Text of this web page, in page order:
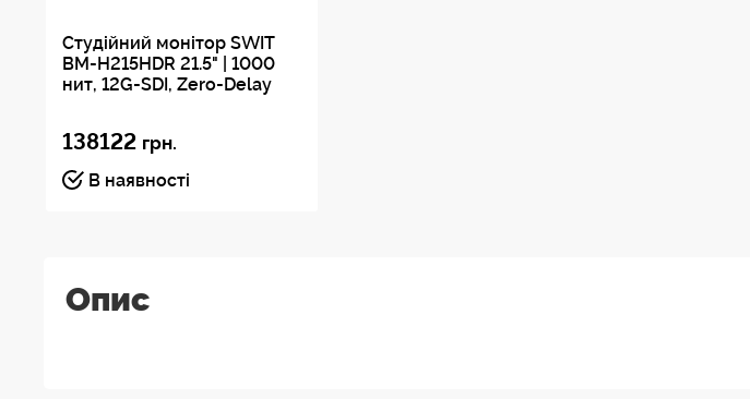
Студійний монітор SWIT
BM-H215HDR 21.5" | 1000
нит, 12G-SDI, Zero-Delay
138122 грн.
В наявності
Опис